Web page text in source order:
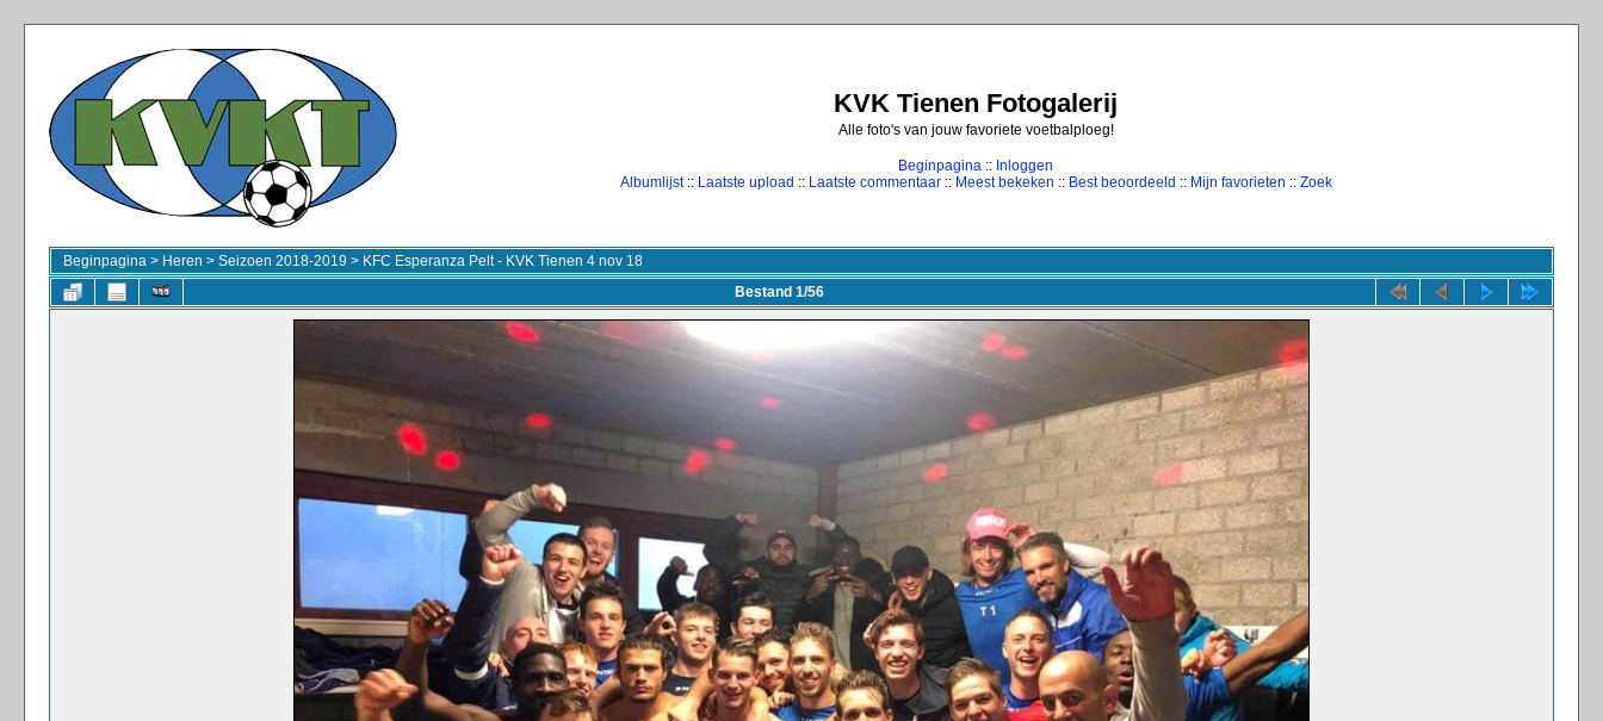
KVK Tienen Fotogalerij
Alle foto's van jouw favoriete voetbalploeg!
Beginpagina :: Inloggen
Albumlijst:: Laatste upload :: Laatste commentaar:: Meest bekeken :: Best beoordeeld :: Mijn favorieten :: Zoek
Beginpagina > Heren > Seizoen 2018-2019 > KFC Esperanza Pelt - KVK Tienen 4 nov 18
Bestand 1/56